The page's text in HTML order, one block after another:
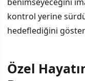
kontrol yerine
hedeflediğini
Özel